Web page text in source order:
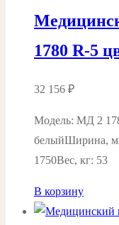
1780 R-5
32 156 ₽
Модель: МД 2
белыйШирина,
1750Вес, кг: 53
В корзину